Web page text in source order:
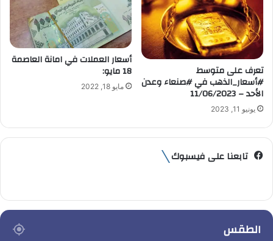
تعرف على متوسط
#أسعار_الذهب في #صنعاء وعدن
الأحد – 11/06/2023
يونيو 11, 2023
أسعار العملات في امانة العاصمة
18 مايو:
مايو 18, 2022
تابعنا على فيسبوك
الطقس